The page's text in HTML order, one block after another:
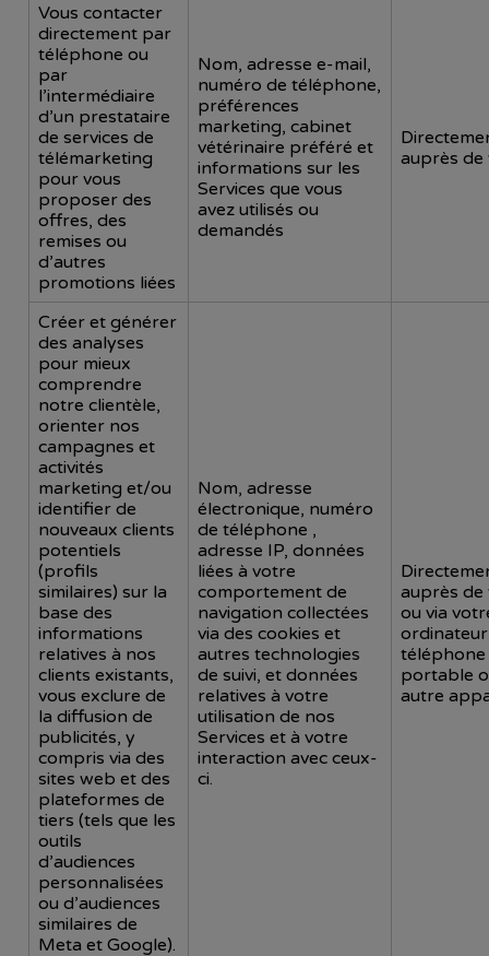
Vous contacter
directement par
téléphone ou
par
l’intermédiaire
d’un prestataire
de services de
télémarketing
pour vous
proposer des
offres, des
remises ou
d’autres
promotions liées
Nom, adresse e-mail,
numéro de téléphone,
préférences
marketing, cabinet
vétérinaire préféré et
informations sur les
Services que vous
avez utilisés ou
demandés
auprès de
Créer et générer
des analyses
pour mieux
comprendre
notre clientèle,
orienter nos
campagnes et
activités
marketing et/ou
identifier de
nouveaux clients
potentiels
(profils
similaires) sur la
base des
informations
relatives à nos
clients existants,
vous exclure de
la diffusion de
publicités, y
compris via des
sites web et des
plateformes de
tiers (tels que les
outils
d’audiences
personnalisées
ou d’audiences
similaires de
Meta et Google).
Nom, adresse
électronique, numéro
de téléphone ,
adresse IP, données
liées à votre
comportement de
navigation collectées
via des cookies et
autres technologies
de suivi, et données
relatives à votre
utilisation de nos
Services et à votre
interaction avec ceux-
ci.
auprès de
ou via
téléphone
portable
autre